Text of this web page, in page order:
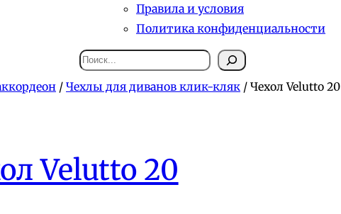
Правила и условия
Политика конфиденциальности
Поиск
/ Чехлы для диванов клик-кляк / Чехол Velutto 20
Velutto 20